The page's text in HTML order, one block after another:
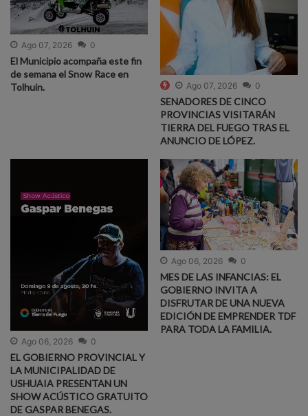
Ago 07, 2026 0
El Municipio acompaña este fin
de semana el Snow Race en
Tolhuin.
Ago 07, 2026 0
SENADORES DE CINCO
PROVINCIAS VISITARÁN
TIERRA DEL FUEGO TRAS EL
ANUNCIO DE LÓPEZ.
Ago 06, 2026 0
EL GOBIERNO PROVINCIAL Y
LA MUNICIPALIDAD DE
USHUAIA PRESENTAN UN
SHOW ACÚSTICO GRATUITO
DE GASPAR BENEGAS.
Ago 06, 2026 0
MES DE LAS INFANCIAS: EL
GOBIERNO INVITA A
DISFRUTAR DE UNA NUEVA
EDICIÓN DE EMPRENDER TDF
PARA TODA LA FAMILIA.